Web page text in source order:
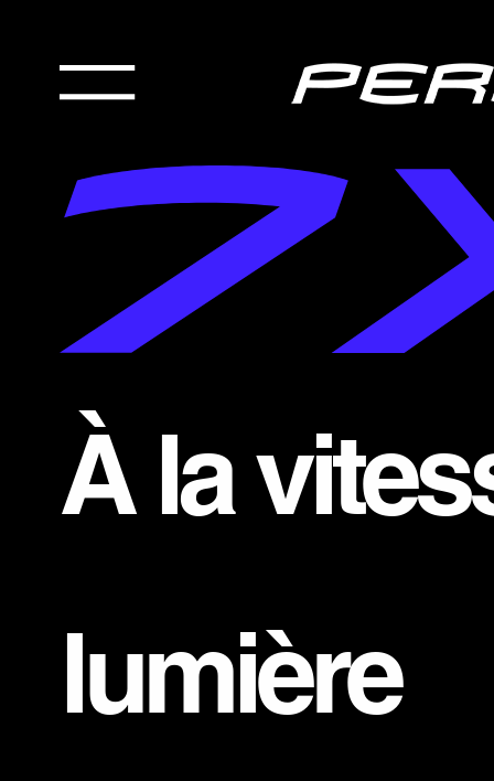
À la
lumière